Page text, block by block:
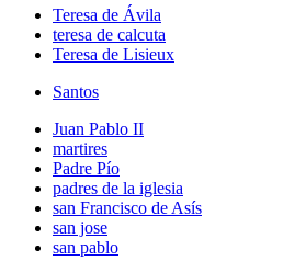
Teresa de Ávila
teresa de calcuta
Teresa de Lisieux
Santos
Juan Pablo II
martires
Padre Pío
padres de la iglesia
san Francisco de Asís
san jose
san pablo